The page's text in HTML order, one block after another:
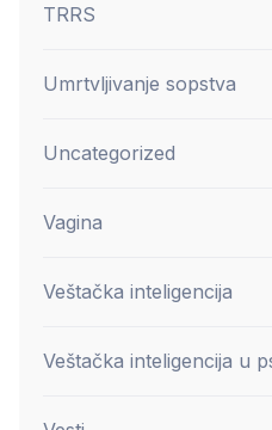
TRRS
Umrtvljivanje sopstva
Uncategorized
Vagina
Veštačka inteligencija
Veštačka inteligencija u